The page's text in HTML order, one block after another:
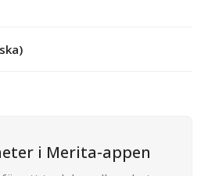
i Merita-appen